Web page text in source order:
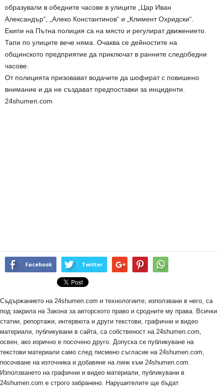
образували в обедните часове в улиците „Цар Иван
Александър“, „Алеко Константинов“ и „Климент Охридски“.
Екипи на Пътна полиция са на място и регулират движението.
Тапи по улиците вече няма. Очаква се дейностите на
общинското предприятие да приключат в ранните следобедни
часове.
От полицията призовават водачите да шофират с повишено
внимaние и да не създават предпоставки за инциденти.
24shumen.com
Facebook Twitter
Съдържанието на 24shumen.com и технологиите, използвани в него, са
под закрила на Закона за авторското право и сродните му права. Всички
статии, репортажи, интервюта и други текстови, графични и видео
материали, публикувани в сайта, са собственост на 24shumen.com,
освен, ако изрично е посочено друго. Допуска се публикуване на
текстови материали само след писмено съгласие на 24shumen.com,
посочване на източника и добавяне на линк към 24shumen.com.
Използването на графични и видео материали, публикувани в
24shumen.com е строго забранено. Нарушителите ще бъдат